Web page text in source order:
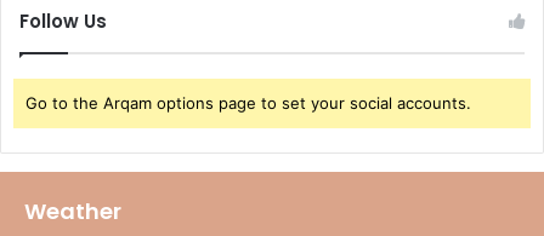
Follow Us
Go to the Arqam options page to set your social accounts.
Weather